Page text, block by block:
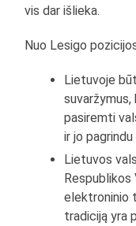
vis dar išlieka.
Nuo Lesigo
Lietuvoje
pasiremti
ir jo
Lietuvos
Respublikos
elektroninio
tradiciją yra